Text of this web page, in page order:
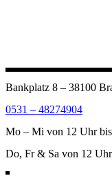
Bankplatz 8 – 38100
0531 – 48274904
Mo – Mi von 12 Uhr
Do, Fr & Sa von 12